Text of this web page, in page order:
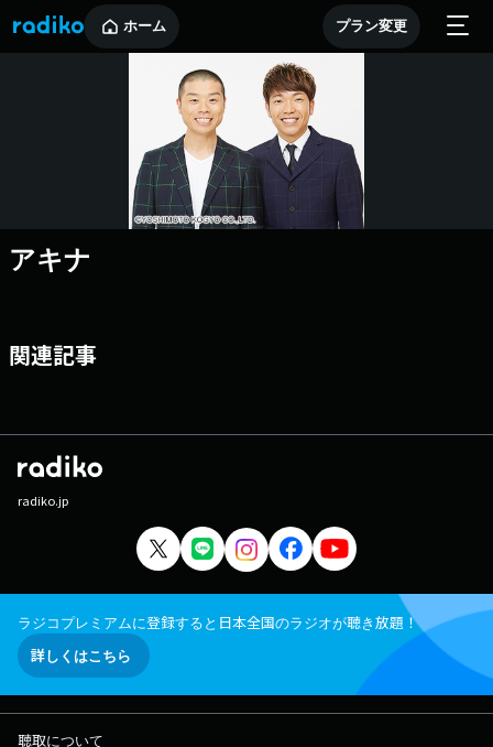
ホーム プラン変更
アキナ
関連記事
radiko.jp
ラジコプレミアムに登録すると日本全国のラジオが聴き放題！
詳しくはこちら
聴取について